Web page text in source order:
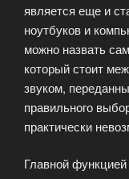
является еще и
ноутбуков и
можно назвать
который стоит
звуком,
правильного
практически
Главной